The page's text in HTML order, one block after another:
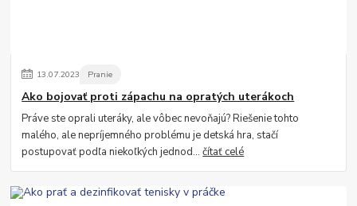
13.07.2023 Pranie
Ako bojovať proti zápachu na opratých uterákoch
Práve ste oprali uteráky, ale vôbec nevoňajú? Riešenie tohto
malého, ale nepríjemného problému je detská hra, stačí
postupovať podľa niekoľkých jednod...čítať celé